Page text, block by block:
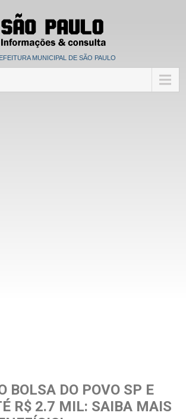
MUNICIPAL DE SÃO PAULO
BOLSA DO POVO SP E
R$ 2.7 MIL: SAIBA MAIS